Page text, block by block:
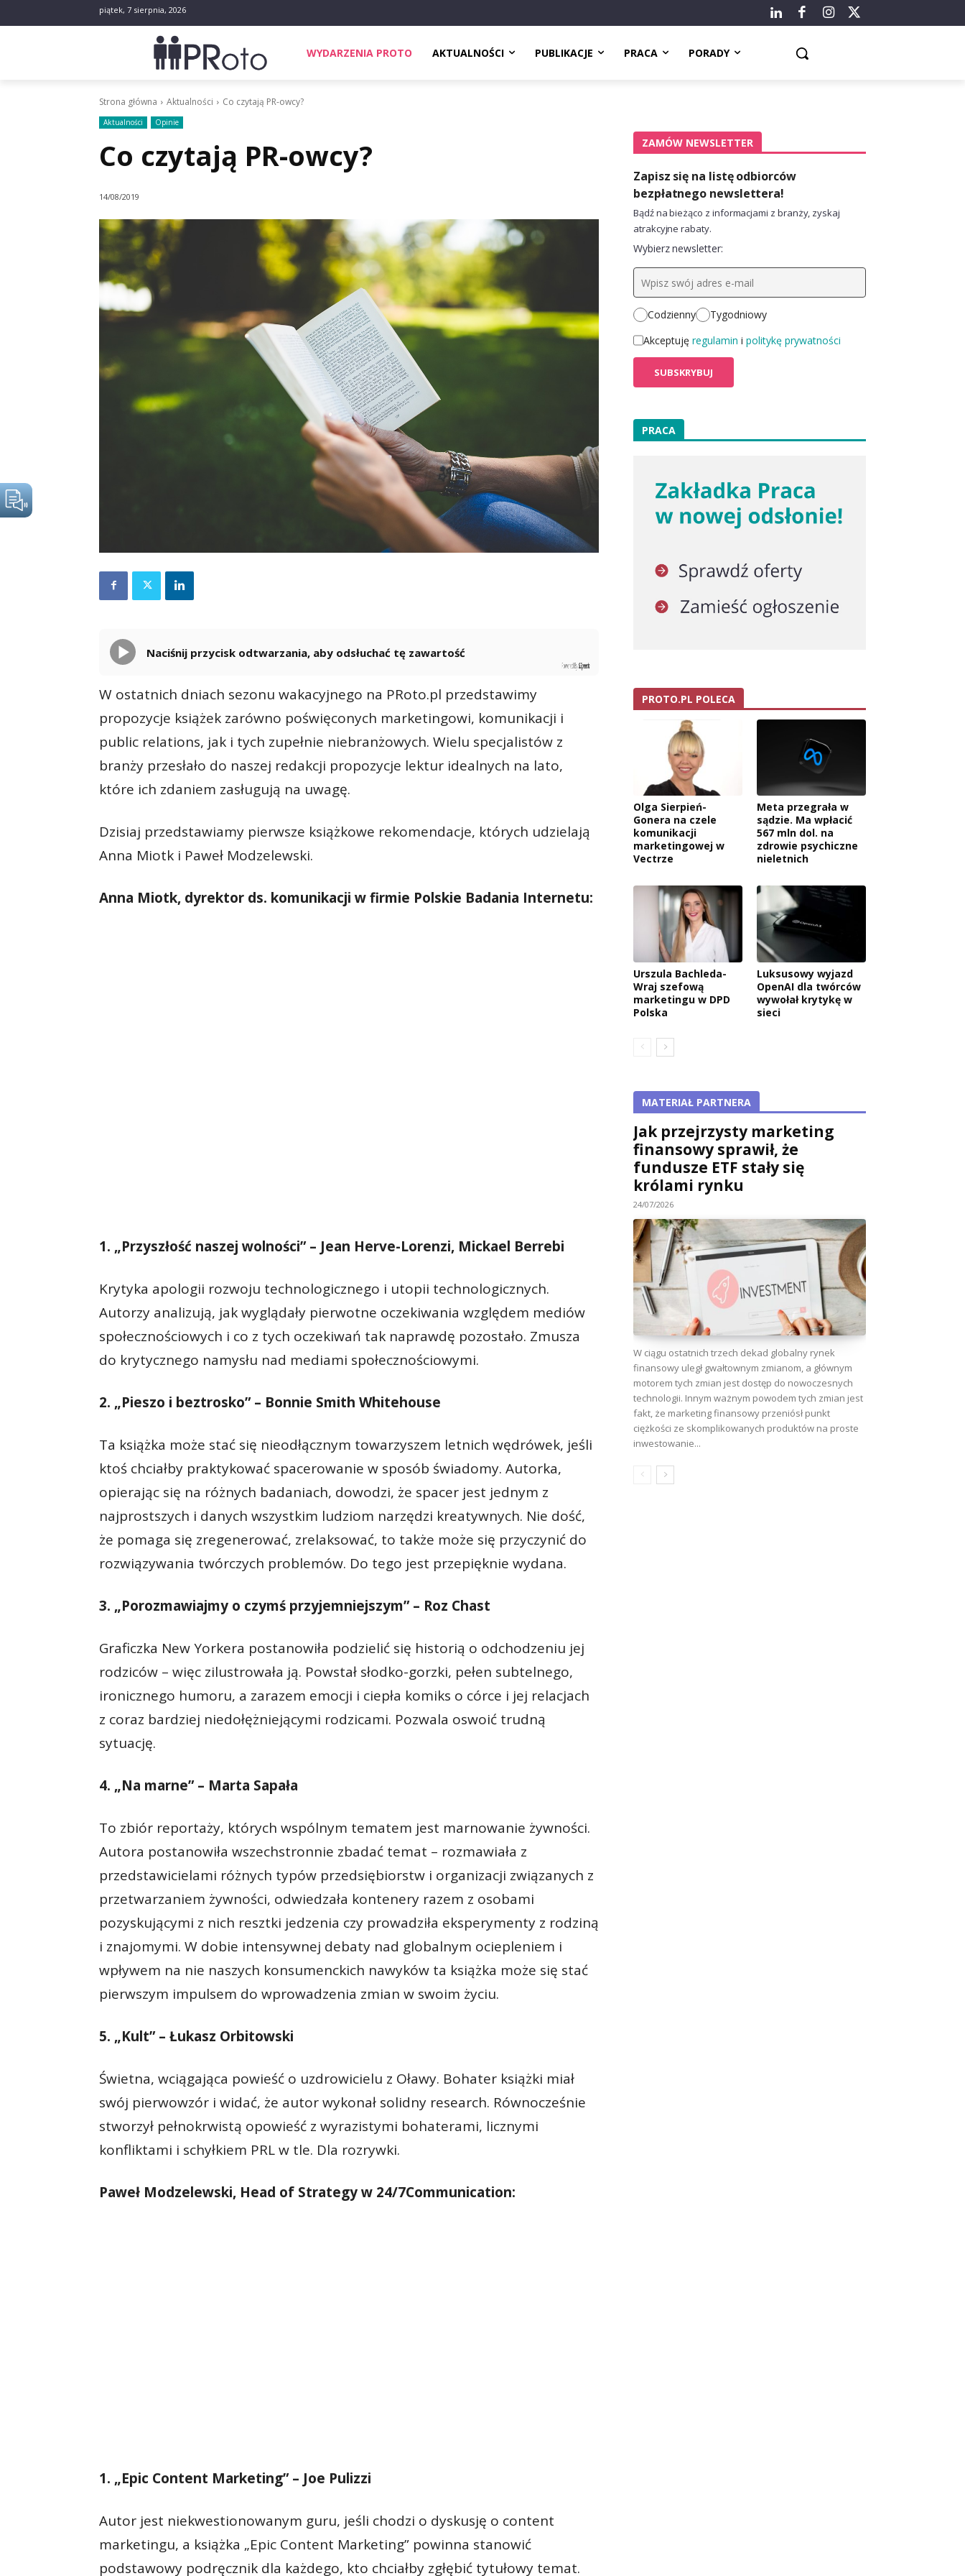
piątek, 7 sierpnia, 2026
WYDARZENIA PROTO AKTUALNOŚCI PUBLIKACJE PRACA PORADY
Strona główna Aktualności Co czytają PR-owcy?
Aktualności Opinie
Co czytają PR-owcy?
14/08/2019
Naciśnij przycisk odtwarzania, aby odsłuchać tę zawartość
GSpeech
W ostatnich dniach sezonu wakacyjnego na PRoto.pl przedstawimy
propozycje książek zarówno poświęconych marketingowi, komunikacji i
public relations, jak i tych zupełnie niebranżowych. Wielu specjalistów z
branży przesłało do naszej redakcji propozycje lektur idealnych na lato,
które ich zdaniem zasługują na uwagę.
Dzisiaj przedstawiamy pierwsze książkowe rekomendacje, których udzielają
Anna Miotk i Paweł Modzelewski.
Anna Miotk, dyrektor ds. komunikacji w firmie Polskie Badania Internetu:
1. „Przyszłość naszej wolności” – Jean Herve-Lorenzi, Mickael Berrebi
Krytyka apologii rozwoju technologicznego i utopii technologicznych.
Autorzy analizują, jak wyglądały pierwotne oczekiwania względem mediów
społecznościowych i co z tych oczekiwań tak naprawdę pozostało. Zmusza
do krytycznego namysłu nad mediami społecznościowymi.
2. „Pieszo i beztrosko” – Bonnie Smith Whitehouse
Ta książka może stać się nieodłącznym towarzyszem letnich wędrówek, jeśli
ktoś chciałby praktykować spacerowanie w sposób świadomy. Autorka,
opierając się na różnych badaniach, dowodzi, że spacer jest jednym z
najprostszych i danych wszystkim ludziom narzędzi kreatywnych. Nie dość,
że pomaga się zregenerować, zrelaksować, to także może się przyczynić do
rozwiązywania twórczych problemów. Do tego jest przepięknie wydana.
3. „Porozmawiajmy o czymś przyjemniejszym” – Roz Chast
Graficzka New Yorkera postanowiła podzielić się historią o odchodzeniu jej
rodziców – więc zilustrowała ją. Powstał słodko-gorzki, pełen subtelnego,
ironicznego humoru, a zarazem emocji i ciepła komiks o córce i jej relacjach
z coraz bardziej niedołężniejącymi rodzicami. Pozwala oswoić trudną
sytuację.
4. „Na marne” – Marta Sapała
To zbiór reportaży, których wspólnym tematem jest marnowanie żywności.
Autora postanowiła wszechstronnie zbadać temat – rozmawiała z
przedstawicielami różnych typów przedsiębiorstw i organizacji związanych z
przetwarzaniem żywności, odwiedzała kontenery razem z osobami
pozyskującymi z nich resztki jedzenia czy prowadziła eksperymenty z rodziną
i znajomymi. W dobie intensywnej debaty nad globalnym ociepleniem i
wpływem na nie naszych konsumenckich nawyków ta książka może się stać
pierwszym impulsem do wprowadzenia zmian w swoim życiu.
5. „Kult” – Łukasz Orbitowski
Świetna, wciągająca powieść o uzdrowicielu z Oławy. Bohater książki miał
swój pierwowzór i widać, że autor wykonał solidny research. Równocześnie
stworzył pełnokrwistą opowieść z wyrazistymi bohaterami, licznymi
konfliktami i schyłkiem PRL w tle. Dla rozrywki.
Paweł Modzelewski, Head of Strategy w 24/7Communication:
1. „Epic Content Marketing” – Joe Pulizzi
Autor jest niekwestionowanym guru, jeśli chodzi o dyskusję o content
marketingu, a książka „Epic Content Marketing” powinna stanowić
podstawowy podręcznik dla każdego, kto chciałby zgłębić tytułowy temat.
ZAMÓW NEWSLETTER
Zapisz się na listę odbiorców
bezpłatnego newslettera!
Bądź na bieżąco z informacjami z branży, zyskaj
atrakcyjne rabaty.
Wybierz newsletter:
Codzienny
Tygodniowy
Akceptuję regulamin i politykę prywatności
PRACA
PROTO.PL POLECA
Olga Sierpień-
Gonera na czele
komunikacji
marketingowej w
Vectrze
Meta przegrała w
sądzie. Ma wpłacić
567 mln dol. na
zdrowie psychiczne
nieletnich
Urszula Bachleda-
Wraj szefową
marketingu w DPD
Polska
Luksusowy wyjazd
OpenAI dla twórców
wywołał krytykę w
sieci
MATERIAŁ PARTNERA
Jak przejrzysty marketing
finansowy sprawił, że
fundusze ETF stały się
królami rynku
24/07/2026
W ciągu ostatnich trzech dekad globalny rynek
finansowy uległ gwałtownym zmianom, a głównym
motorem tych zmian jest dostęp do nowoczesnych
technologii. Innym ważnym powodem tych zmian jest
fakt, że marketing finansowy przeniósł punkt
ciężkości ze skomplikowanych produktów na proste
inwestowanie...